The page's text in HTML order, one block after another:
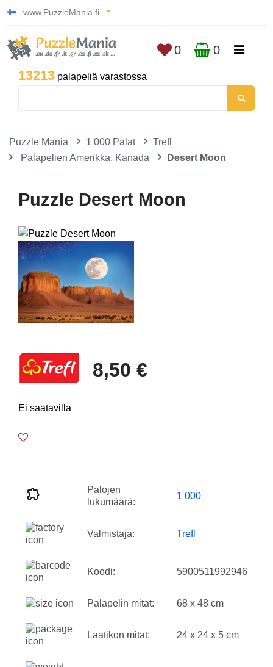
www.PuzzleMania.fi
13213 palapeliä varastossa
0 0
Puzzle Mania 1 000 Palat
Trefl
Palapelien Amerikka, Kanada
Desert Moon
Puzzle Desert Moon
8,50 €
Ei saatavilla
Palojen
lukumäärä:
1 000
Valmistaja: Trefl
Koodi: 5900511992946
Palapelin mitat: 68 x 48 cm
Laatikon mitat: 24 x 24 x 5 cm